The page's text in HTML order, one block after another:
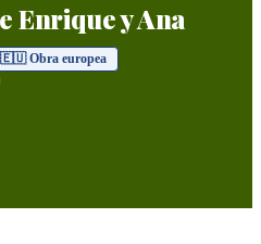
Enrique y Ana
🇪🇺 Obra europea